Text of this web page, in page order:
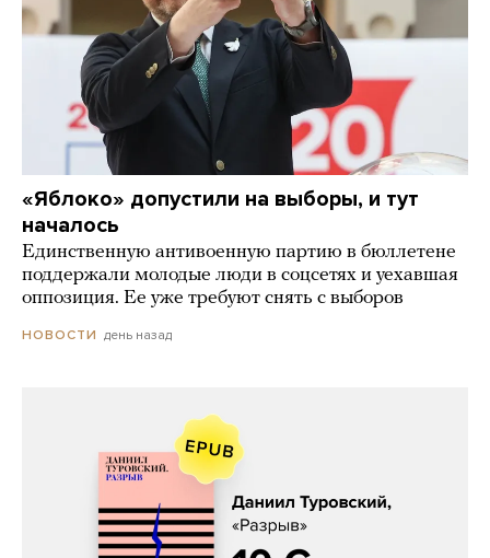
«Яблоко» допустили на выборы, и тут
началось
Единственную антивоенную партию в бюллетене
поддержали молодые люди в соцсетях и уехавшая
оппозиция. Ее уже требуют снять с выборов
НОВОСТИ день назад